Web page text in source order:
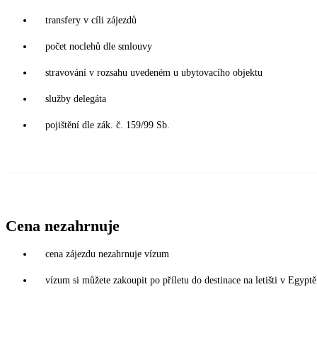
transfery v cíli zájezdů
počet noclehů dle smlouvy
stravování v rozsahu uvedeném u ubytovacího objektu
služby delegáta
pojištění dle zák. č. 159/99 Sb.
Cena nezahrnuje
cena zájezdu nezahrnuje vízum
vízum si můžete zakoupit po příletu do destinace na letišti v